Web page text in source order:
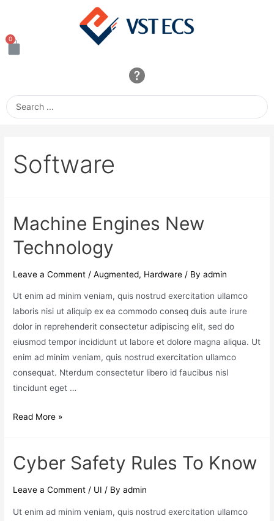
Software
Machine Engines New
Technology
Leave a Comment /Augmented, Hardware / Byadmin
Ut enim ad minim veniam, quis nostrud exercitation ullamco
laboris nisi ut aliquip ex ea commodo conseq duis aute irure
dolor in reprehenderit consectetur adipiscing elit, sed do
eiusmod tempor incididunt ut labore et dolore magna aliqua. Ut
enim ad minim veniam, quis nostrud exercitation ullamco
consequat. Nterdum consectetur libero id faucibus nisl
tincidunt eget …
Read More »
Cyber Safety Rules To Know
Leave a Comment / UI / Byadmin
Ut enim ad minim veniam, quis nostrud exercitation ullamco